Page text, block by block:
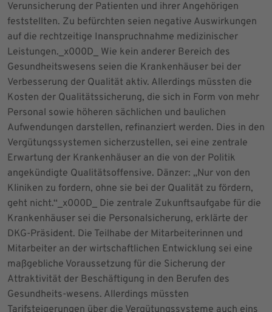
Verunsicherung der Patienten und ihrer Angehörigen
feststellten. Zu befürchten seien negative Auswirkungen
auf die rechtzeitige Inanspruchnahme medizinischer
Leistungen._x000D_ Wie kein anderer Bereich des
Gesundheitswesens seien die Krankenhäuser bei der
Verbesserung der Qualität aktiv. Allerdings müssten die
Kosten der Qualitätssicherung, die sich in Form von mehr
Personal sowie höheren sächlichen und baulichen
Aufwendungen darstellen, refinanziert werden. Dies in den
Vergütungssystemen sicherzustellen, sei eine zentrale
Erwartung der Krankenhäuser an die von der Politik
angekündigte Qualitätsoffensive. Dänzer: „Nur von den
Kliniken zu fordern, ohne sie bei der Qualität zu fördern,
geht nicht.“_x000D_ Die zentrale Zukunftsaufgabe für die
Krankenhäuser sei die Personalsicherung, erklärte der
DKG-Präsident. Die Teilhabe der Mitarbeiterinnen und
Mitarbeiter an der wirtschaftlichen Entwicklung sei eine
maßgebliche Voraussetzung für die Sicherung der
Attraktivität der Beschäftigung in den Berufen des
Gesundheits-wesens. Allerdings müssten
Tarifsteigerungen über die Vergütungssysteme auch eins